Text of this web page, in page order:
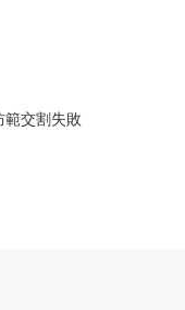
範交割失敗